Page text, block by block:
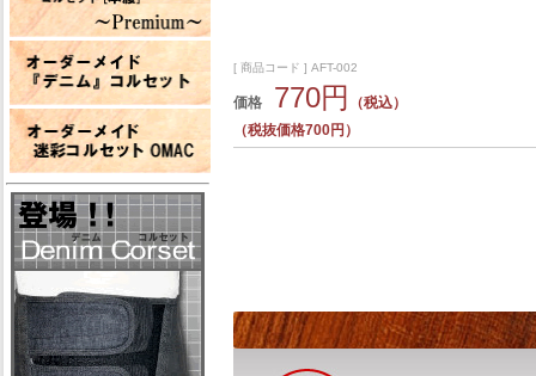
[ 商品コード ] AFT-002
価格 770円
（税込）
（税抜価格700円）